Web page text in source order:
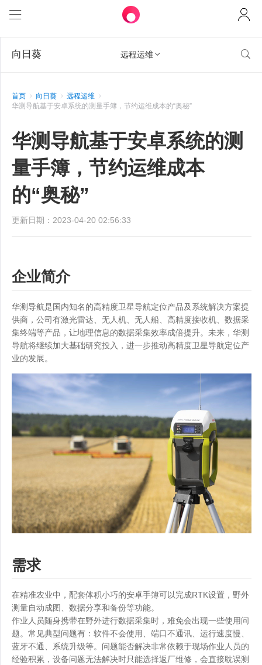
向日葵 远程运维  
首页 向日葵
远程运维
华测导航基于安卓系统的测量手簿，节约运维成本的“奥秘”
华测导航基于安卓系统的测
量手簿，节约运维成本
的“奥秘”
更新日期：2023-04-20 02:56:33
企业简介
华测导航是国内知名的高精度卫星导航定位产品及系统解决方案提
供商，公司有激光雷达、无人机、无人船、高精度接收机、数据采
集终端等产品，让地理信息的数据采集效率成倍提升。未来，华测
导航将继续加大基础研究投入，进一步推动高精度卫星导航定位产
业的发展。
需求
在精准农业中，配套体积小巧的安卓手簿可以完成RTK设置，野外
测量自动成图、数据分享和备份等功能。
作业人员随身携带在野外进行数据采集时，难免会出现一些使用问
题。常见典型问题有：软件不会使用、端口不通讯、运行速度慢、
蓝牙不通、系统升级等。问题能否解决非常依赖于现场作业人员的
经验积累，设备问题无法解决时只能选择返厂维修，会直接耽误测